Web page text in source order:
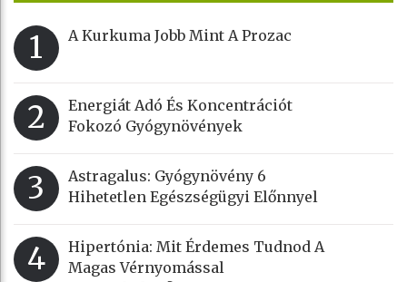
1 A Kurkuma Jobb Mint A Prozac
2
Energiát Adó És Koncentrációt
Fokozó Gyógynövények
3
Astragalus: Gyógynövény 6
Hihetetlen Egészségügyi Előnnyel
4
Hipertónia: Mit Érdemes Tudnod A
Magas Vérnyomással